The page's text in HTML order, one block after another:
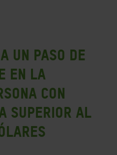
un paso de
en la
con
superior al